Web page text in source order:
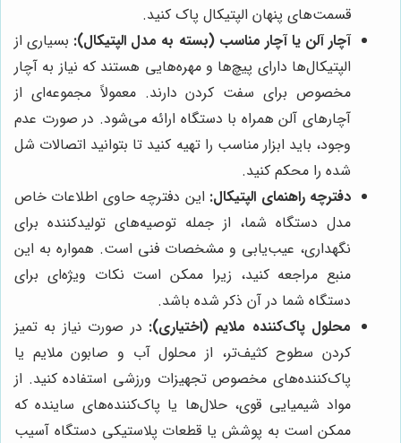
قسمت‌های پنهان الپتیکال پاک کنید.
آچار آلن یا آچار مناسب (بسته به مدل الپتیکال): بسیاری از
الپتیکال‌ها دارای پیچ‌ها و مهره‌هایی هستند که نیاز به آچار
مخصوص برای سفت کردن دارند. معمولاً مجموعه‌ای از
آچارهای آلن همراه با دستگاه ارائه می‌شود. در صورت عدم
وجود، باید ابزار مناسب را تهیه کنید تا بتوانید اتصالات شل
شده را محکم کنید.
دفترچه راهنمای الپتیکال: این دفترچه حاوی اطلاعات خاص
مدل دستگاه شما، از جمله توصیه‌های تولیدکننده برای
نگهداری، عیب‌یابی و مشخصات فنی است. همواره به این
منبع مراجعه کنید، زیرا ممکن است نکات ویژه‌ای برای
دستگاه شما در آن ذکر شده باشد.
محلول پاک‌کننده ملایم (اختیاری): در صورت نیاز به تمیز
کردن سطوح کثیف‌تر، از محلول آب و صابون ملایم یا
پاک‌کننده‌های مخصوص تجهیزات ورزشی استفاده کنید. از
مواد شیمیایی قوی، حلال‌ها یا پاک‌کننده‌های ساینده که
ممکن است به پوشش یا قطعات پلاستیکی دستگاه آسیب